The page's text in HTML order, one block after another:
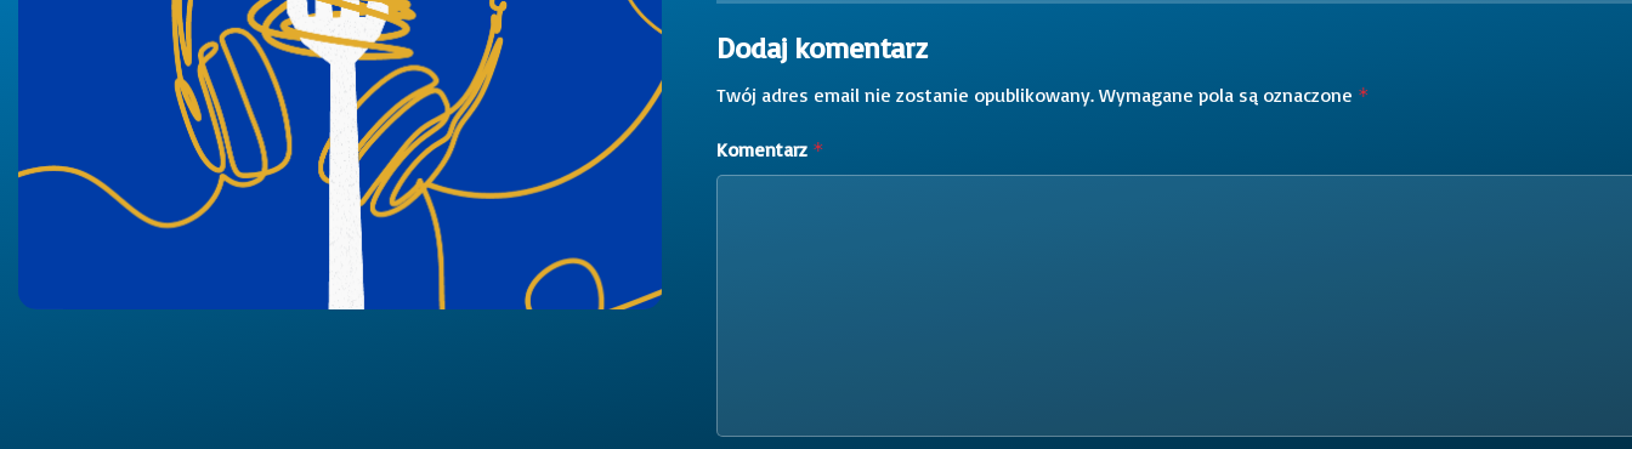
Dodaj komentarz
Twój adres email nie zostanie opublikowany. Wymagane pola są oznaczone *
Komentarz *